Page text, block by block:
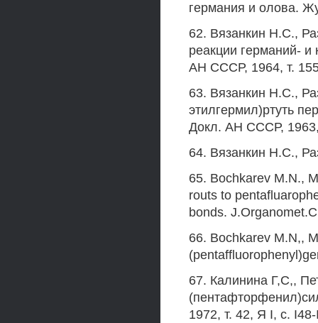
германия и олова.
62. Вязанкин Н.С.,
реакции германий- и
АН СССР, 1964, т.
63. Вязанкин Н.С.,
этилгермил)ртуть
Докл. АН СССР,
64. Вязанкин Н.С.,
65. Bochkarev M.N.,
routs to
bonds.
66. Bochkarev M.N,,
67. Калинина Г,С,,
1972, т. 42, Я I, с.